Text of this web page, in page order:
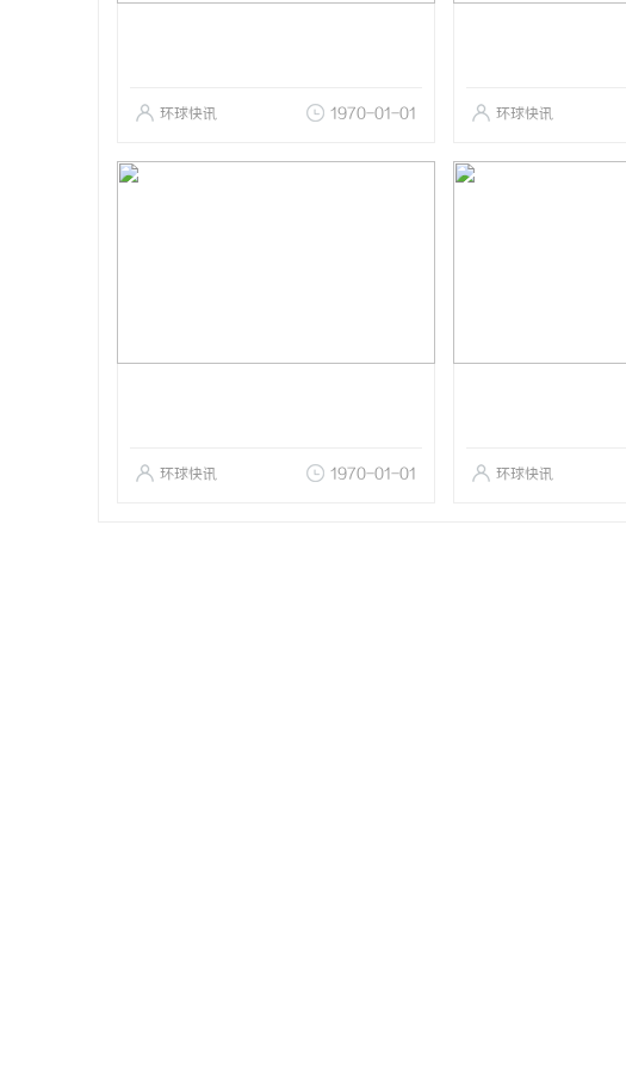
环球快讯 1970-01-01 环球快讯
环球快讯 1970-01-01 环球快讯